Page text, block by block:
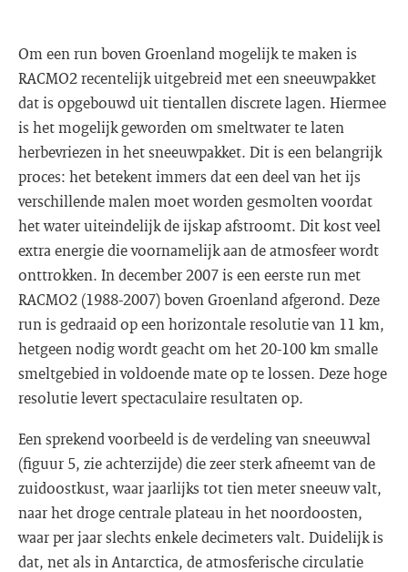
Om een run boven Groenland mogelijk te maken is
RACMO2 recentelijk uitgebreid met een sneeuwpakket
dat is opgebouwd uit tientallen discrete lagen. Hiermee
is het mogelijk geworden om smeltwater te laten
herbevriezen in het sneeuwpakket. Dit is een belangrijk
proces: het betekent immers dat een deel van het ijs
verschillende malen moet worden gesmolten voordat
het water uiteindelijk de ijskap afstroomt. Dit kost veel
extra energie die voornamelijk aan de atmosfeer wordt
onttrokken. In december 2007 is een eerste run met
RACMO2 (1988-2007) boven Groenland afgerond. Deze
run is gedraaid op een horizontale resolutie van 11 km,
hetgeen nodig wordt geacht om het 20-100 km smalle
smeltgebied in voldoende mate op te lossen. Deze hoge
resolutie levert spectaculaire resultaten op.
Een sprekend voorbeeld is de verdeling van sneeuwval
(figuur 5, zie achterzijde) die zeer sterk afneemt van de
zuidoostkust, waar jaarlijks tot tien meter sneeuw valt,
naar het droge centrale plateau in het noordoosten,
waar per jaar slechts enkele decimeters valt. Duidelijk is
dat, net als in Antarctica, de atmosferische circulatie